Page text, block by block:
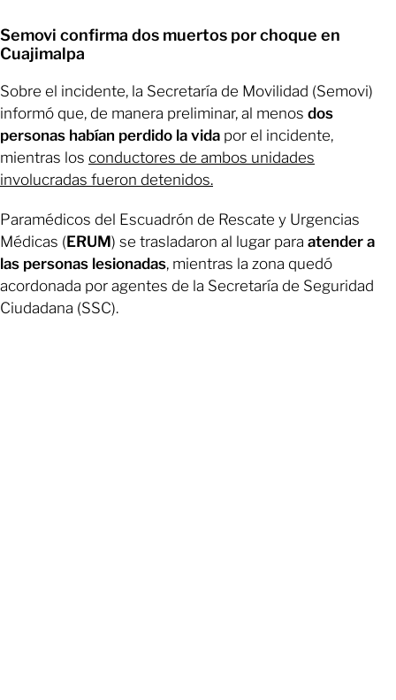
Semovi confirma dos muertos por choque en
Cuajimalpa
Sobre el incidente, la Secretaría de Movilidad (Semovi)
informó que, de manera preliminar, al menos dos
personas habían perdido la vida por el incidente,
mientras los conductores de ambos unidades
involucradas fueron detenidos.
Paramédicos del Escuadrón de Rescate y Urgencias
Médicas (ERUM) se trasladaron al lugar para atender a
las personas lesionadas, mientras la zona quedó
acordonada por agentes de la Secretaría de Seguridad
Ciudadana (SSC).